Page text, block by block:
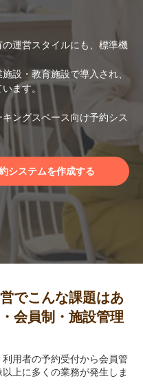
運営スタイルにも、標準機
設・教育施設で導入され、
ます。
ングスペース向け予約シス
システムを作成する
でこんな課題はあ
会員制・施設管理
用者の予約受付から会員管
上に多くの業務が発生しま